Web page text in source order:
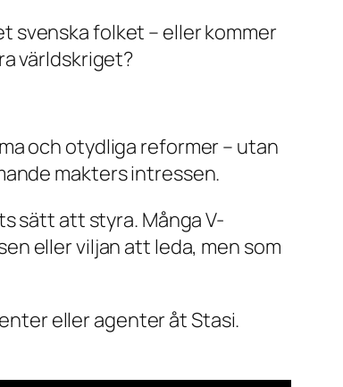
svenska folket – eller kommer
världskriget?
och otydliga reformer – utan
makters intressen.
sätt att styra. Många V-
eller viljan att leda, men som
eller agenter åt Stasi.